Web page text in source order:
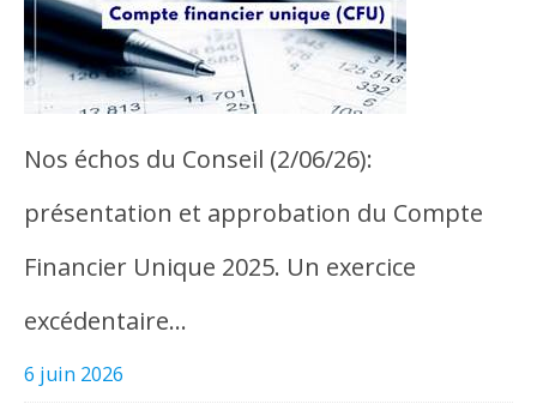
Nos échos du Conseil (2/06/26):
présentation et approbation du Compte
Financier Unique 2025. Un exercice
excédentaire…
6 juin 2026